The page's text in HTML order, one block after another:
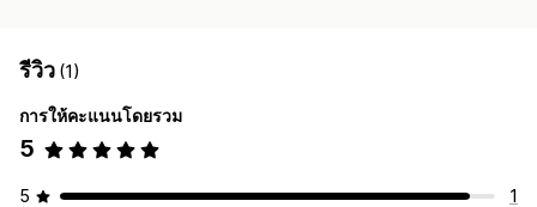
รีวิว (1)
การให้คะแนนโดยรวม
5
5 1